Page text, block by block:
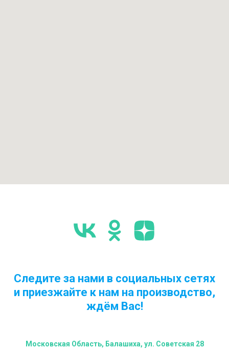
Следите за нами в социальных сетях
и приезжайте к нам на производство,
ждём Вас!
Московская Область, Балашиха, ул. Советская 28